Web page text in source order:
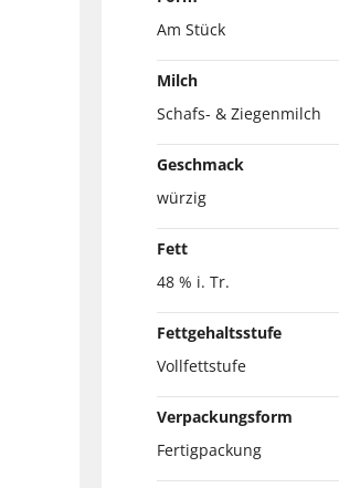
Am Stück
Milch
Schafs- & Ziegenmilch
Geschmack
würzig
Fett
48 % i. Tr.
Fettgehaltsstufe
Vollfettstufe
Verpackungsform
Fertigpackung